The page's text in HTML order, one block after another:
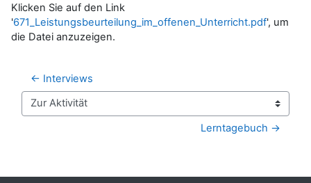
Klicken Sie auf den Link
'671_Leistungsbeurteilung_im_offenen_Unterricht.pdf', um
die Datei anzuzeigen.
← Interviews
Zur Aktivität
Lerntagebuch →
Ergänzungsblöcke